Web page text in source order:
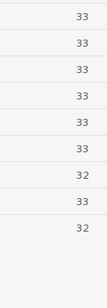
33
33
33
33
33
33
32
33
32